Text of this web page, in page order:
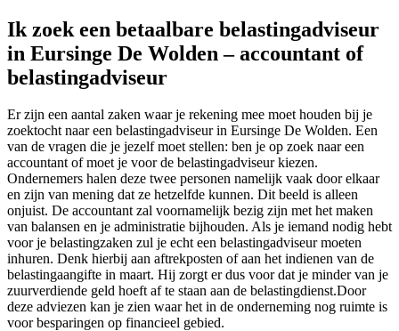
Ik zoek een betaalbare belastingadviseur
in Eursinge De Wolden – accountant of
belastingadviseur
Er zijn een aantal zaken waar je rekening mee moet houden bij je
zoektocht naar een belastingadviseur in Eursinge De Wolden. Een
van de vragen die je jezelf moet stellen: ben je op zoek naar een
accountant of moet je voor de belastingadviseur kiezen.
Ondernemers halen deze twee personen namelijk vaak door elkaar
en zijn van mening dat ze hetzelfde kunnen. Dit beeld is alleen
onjuist. De accountant zal voornamelijk bezig zijn met het maken
van balansen en je administratie bijhouden. Als je iemand nodig hebt
voor je belastingzaken zul je echt een belastingadviseur moeten
inhuren. Denk hierbij aan aftrekposten of aan het indienen van de
belastingaangifte in maart. Hij zorgt er dus voor dat je minder van je
zuurverdiende geld hoeft af te staan aan de belastingdienst.Door
deze adviezen kan je zien waar het in de onderneming nog ruimte is
voor besparingen op financieel gebied.